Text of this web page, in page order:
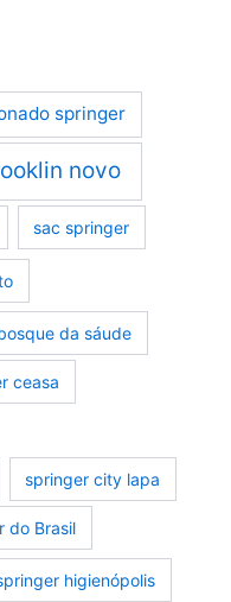
springer
novo
sac springer
da sáude
ceasa
springer city lapa
do Brasil
higienópolis